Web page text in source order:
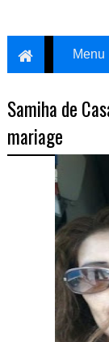
Samiha de
mariage